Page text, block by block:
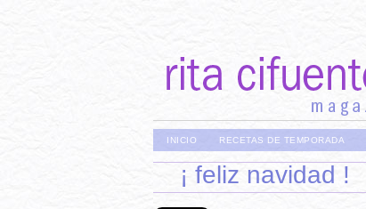
INICIO RECETAS DE TEMPORADA
¡ feliz navidad !